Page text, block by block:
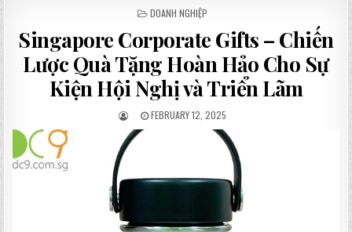
POSTED
DOANH NGHIỆP
Singapore Corporate Gifts – Chiến
Lược Quà Tặng Hoàn Hảo Cho Sự
Kiện Hội Nghị và Triển Lãm
FEBRUARY 12, 2025